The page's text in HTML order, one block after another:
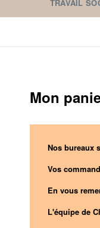
TRAVAIL
Mon
Nos bureaux
Vos
En vous
L'équipe de